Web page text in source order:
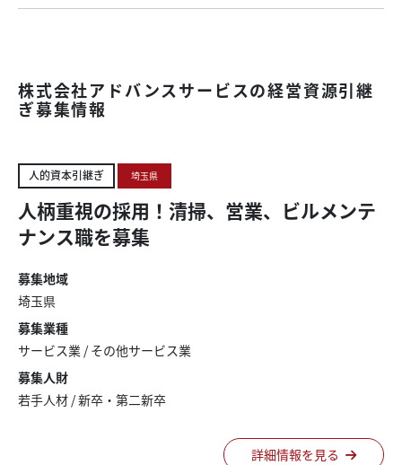
株式会社アドバンスサービスの経営資源引継
ぎ募集情報
人的資本引継ぎ 埼玉県
人柄重視の採用！清掃、営業、ビルメンテ
ナンス職を募集
募集地域
埼玉県
募集業種
サービス業 /その他サービス業
募集人財
若手人材 / 新卒・第二新卒
詳細情報を見る